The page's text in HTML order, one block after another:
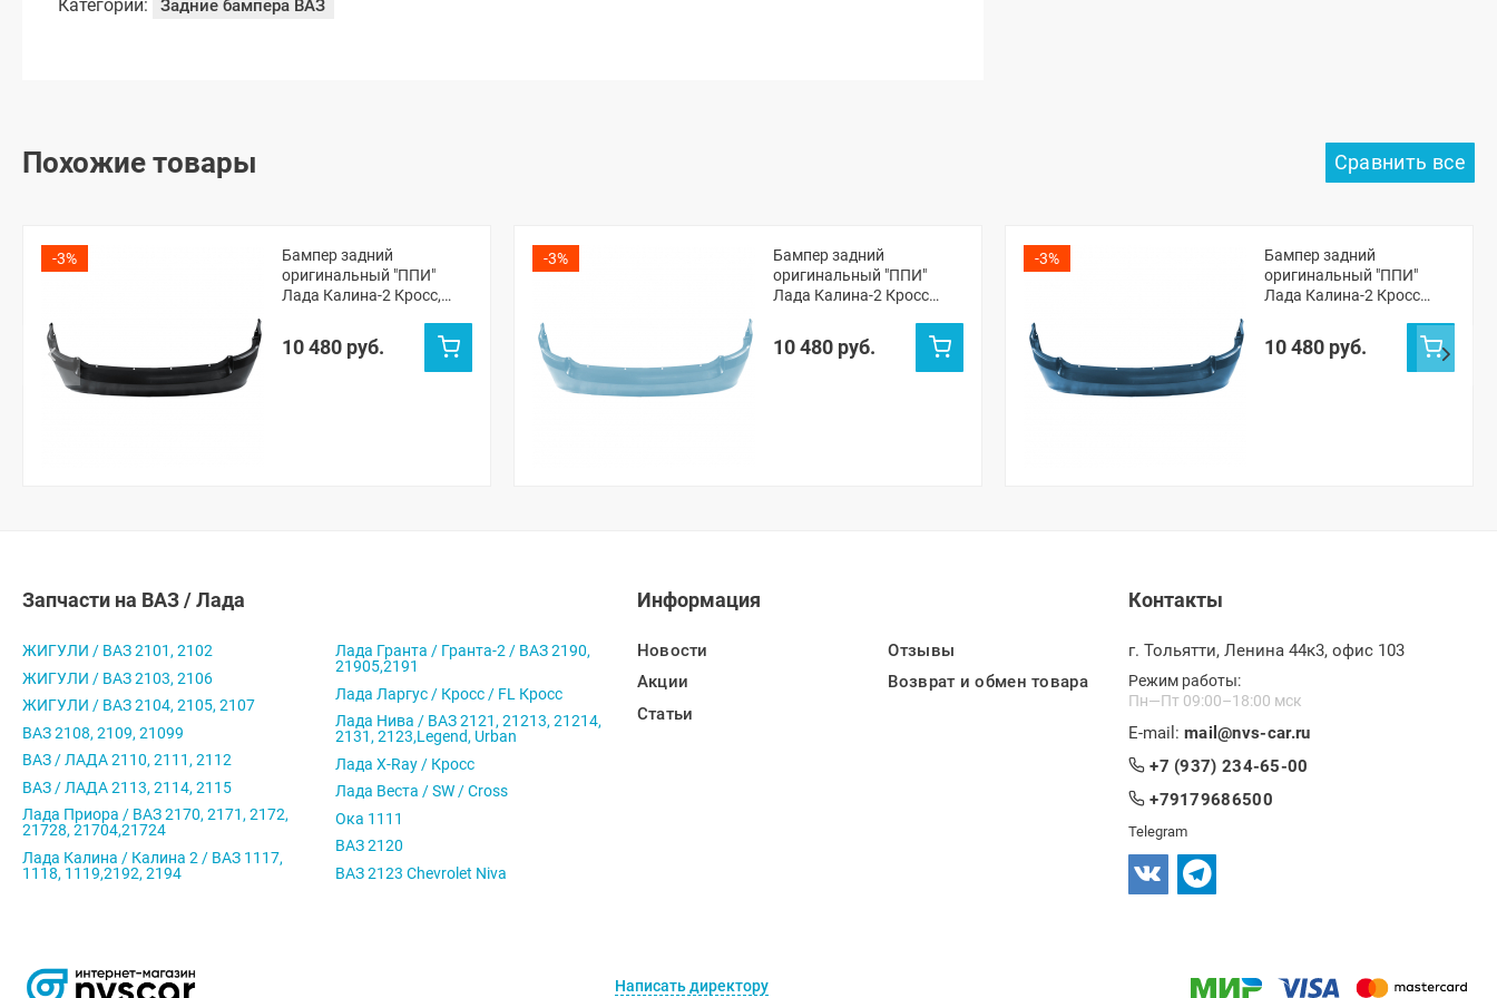
Категории: Задние бампера ВАЗ
Похожие товары
-3%
Бампер задний
оригинальный "ППИ"
Лада Калина-2 Кросс,
универсал (Пантера 672)
10 480 руб.
-3%
Бампер задний
оригинальный "ППИ"
Лада Калина-2 Кросс
10 480 руб.
-3%
Бампер задний
оригинальный "ППИ"
Лада Калина-2 Кросс
10 480 руб.
Запчасти на ВАЗ / Лада
ЖИГУЛИ / ВАЗ 2101, 2102
ЖИГУЛИ / ВАЗ 2103, 2106
ЖИГУЛИ / ВАЗ 2104, 2105, 2107
ВАЗ 2108, 2109, 21099
ВАЗ / ЛАДА 2110, 2111, 2112
ВАЗ / ЛАДА 2113, 2114, 2115
Лада Приора / ВАЗ 2170, 2171, 2172,
21728, 21704,21724
Лада Калина / Калина 2 / ВАЗ 1117,
1118, 1119,2192, 2194
Лада Гранта / Гранта-2 / ВАЗ 2190,
21905,2191
Лада Ларгус / Кросс / FL Кросс
Лада Нива / ВАЗ 2121, 21213, 21214,
2131, 2123,Legend, Urban
Лада X-Ray / Кросс
Лада Веста / SW / Cross
Ока 1111
ВАЗ 2120
ВАЗ 2123 Chevrolet Niva
Информация
Новости
Акции
Статьи
Отзывы
Возврат и обмен товара
Контакты
г. Тольятти, Ленина 44к3, офис 103
Режим работы:
Пн—Пт 09:00–18:00 мск
E-mail: mail@nvs-car.ru
+7 (937) 234-65-00
+79179686500
Telegram
Написать директору